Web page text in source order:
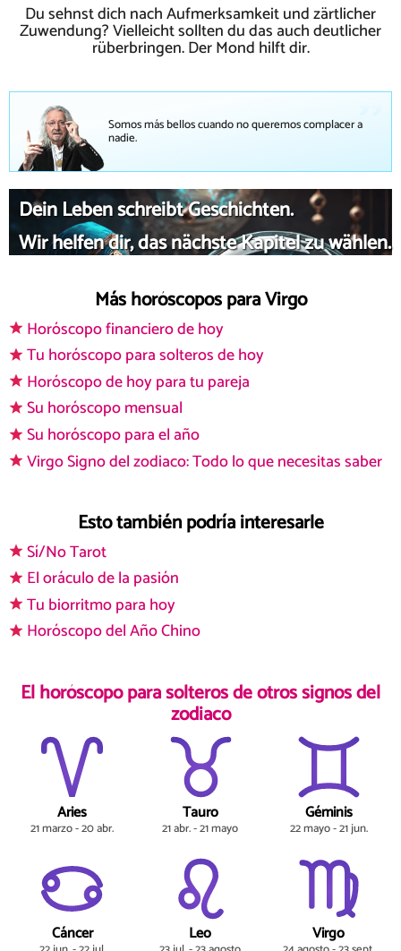
Du sehnst dich nach Aufmerksamkeit und zärtlicher
Zuwendung? Vielleicht sollten du das auch deutlicher
rüberbringen. Der Mond hilft dir.
Somos más bellos cuando no queremos complacer a
nadie.
Dein Leben schreibt Geschichten.
Wir helfen dir, das nächste Kapitel zu wählen.
Más horóscopos para Virgo
Horóscopo financiero de hoy
Tu horóscopo para solteros de hoy
Horóscopo de hoy para tu pareja
Su horóscopo mensual
Su horóscopo para el año
Virgo Signo del zodiaco: Todo lo que necesitas saber
Esto también podría interesarle
Sí/No Tarot
El oráculo de la pasión
Tu biorritmo para hoy
Horóscopo del Año Chino
El horóscopo para solteros de otros signos del
zodiaco
Aries
21 marzo - 20 abr.
Tauro
21 abr. - 21 mayo
Géminis
22 mayo - 21 jun.
Cáncer Leo Virgo